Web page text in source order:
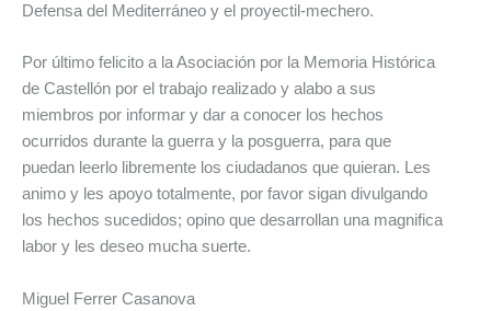
Defensa del Mediterráneo y el proyectil-mechero.
Por último felicito a la Asociación por la Memoria Histórica
de Castellón por el trabajo realizado y alabo a sus
miembros por informar y dar a conocer los hechos
ocurridos durante la guerra y la posguerra, para que
puedan leerlo libremente los ciudadanos que quieran. Les
animo y les apoyo totalmente, por favor sigan divulgando
los hechos sucedidos; opino que desarrollan una magnifica
labor y les deseo mucha suerte.
Miguel Ferrer Casanova